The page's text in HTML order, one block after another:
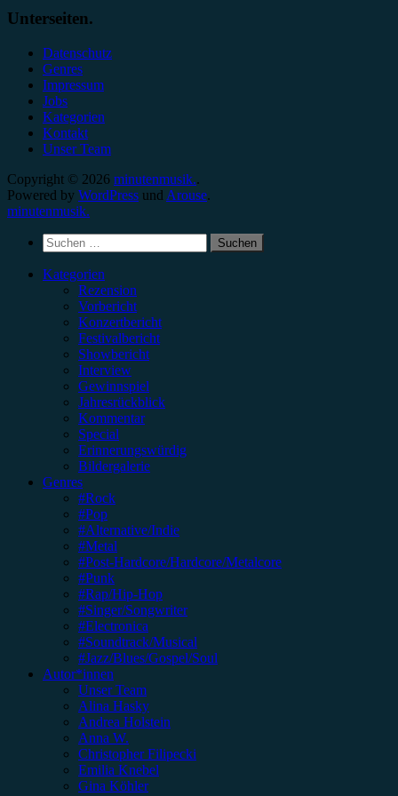
Unterseiten.
Datenschutz
Genres
Impressum
Jobs
Kategorien
Kontakt
Unser Team
Copyright © 2026 minutenmusik..
Powered by WordPress und Arouse.
minutenmusik.
Suchen
nach:
Kategorien
Rezension
Vorbericht
Konzertbericht
Festivalbericht
Showbericht
Interview
Gewinnspiel
Jahresrückblick
Kommentar
Special
Erinnerungswürdig
Bildergalerie
Genres
#Rock
#Pop
#Alternative/Indie
#Metal
#Post-Hardcore/Hardcore/Metalcore
#Punk
#Rap/Hip-Hop
#Singer/Songwriter
#Electronica
#Soundtrack/Musical
#Jazz/Blues/Gospel/Soul
Autor*innen
Unser Team
Alina Hasky
Andrea Holstein
Anna W.
Christopher Filipecki
Emilia Knebel
Gina Köhler